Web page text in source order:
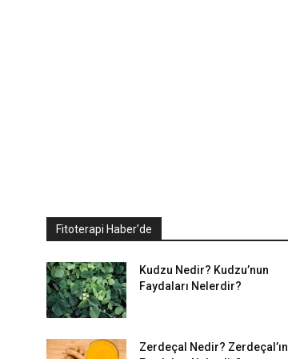
Fitoterapi Haber'de
Kudzu Nedir? Kudzu’nun
Faydaları Nelerdir?
Zerdeçal Nedir? Zerdeçal’ın